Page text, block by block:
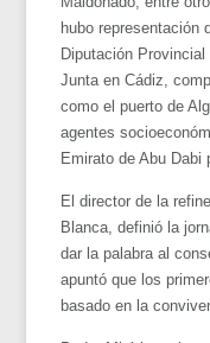
hubo representación
Diputación
Junta en Cádiz,
como el puerto de
agentes
Emirato de Abu Dabi
El director de la
Blanca, definió la
dar la palabra al
apuntó que los
basado en la